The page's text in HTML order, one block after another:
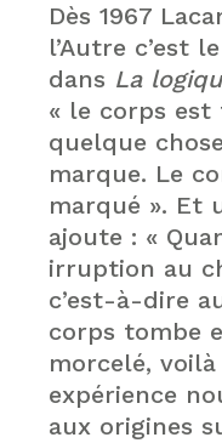
Dès 1967
l’Autre c’est
dans La
« le corps
quelque
marque. Le
marqué ». Et
ajoute : «
irruption au
c’est-à-dire
corps tombe
morcelé,
expérience
aux origines